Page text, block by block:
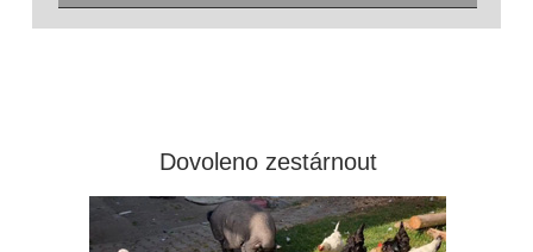
Dovoleno zestárnout